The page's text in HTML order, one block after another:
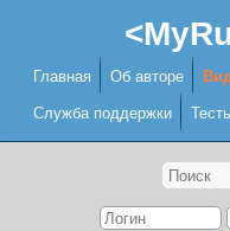
Главная Об авторе
Служба поддержки